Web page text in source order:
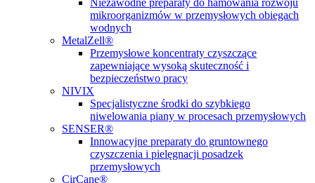
Niezawodne preparaty do hamowania rozwoju
mikroorganizmów w przemysłowych obiegach
wodnych
MetalZell®
Przemysłowe koncentraty czyszczące
zapewniające wysoką skuteczność i
bezpieczeństwo pracy
NIVIX
Specjalistyczne środki do szybkiego
niwelowania piany w procesach przemysłowych
SENSER®
Innowacyjne preparaty do gruntownego
czyszczenia i pielęgnacji posadzek
przemysłowych
CirCane®